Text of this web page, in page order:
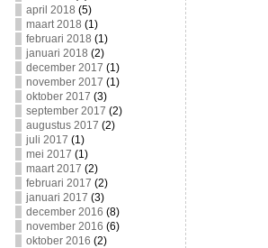
april 2018 (5)
maart 2018 (1)
februari 2018 (1)
januari 2018 (2)
december 2017 (1)
november 2017 (1)
oktober 2017 (3)
september 2017 (2)
augustus 2017 (2)
juli 2017 (1)
mei 2017 (1)
maart 2017 (2)
februari 2017 (2)
januari 2017 (3)
december 2016 (8)
november 2016 (6)
oktober 2016 (2)